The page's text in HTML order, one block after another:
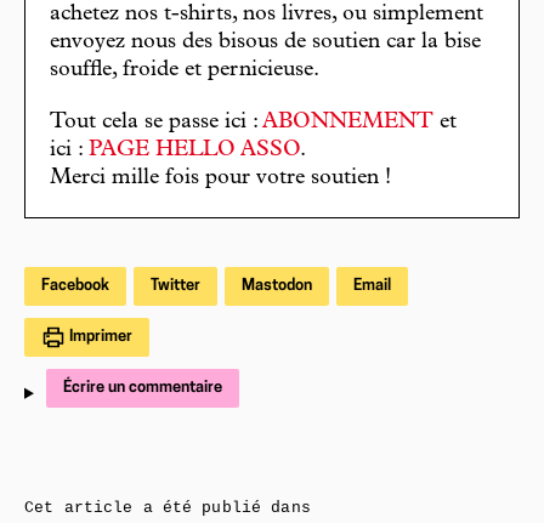
achetez nos t-shirts, nos livres, ou simplement
envoyez nous des bisous de soutien car la bise
souffle, froide et pernicieuse.
Tout cela se passe ici : ABONNEMENT et
ici : PAGE HELLO ASSO.
Merci mille fois pour votre soutien !
Facebook Twitter Mastodon Email
Imprimer
Écrire un commentaire
Cet article a été publié dans